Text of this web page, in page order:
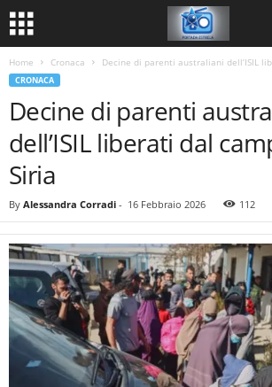
Home Cronaca Decine di parenti australiani dell’ISIL
CRONACA
Decine di parenti
dell’ISIL liberati dal
Siria
By Alessandra Corradi - 16 Febbraio 2026 112